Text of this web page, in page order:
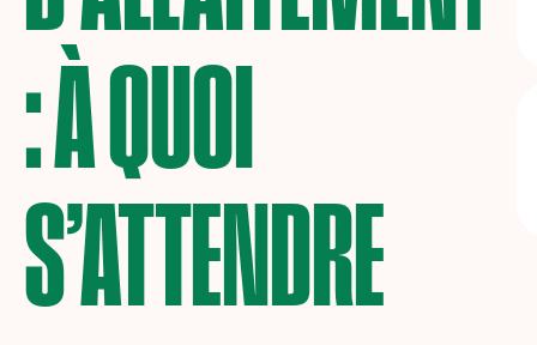
: À QUOI
S’ATTENDRE